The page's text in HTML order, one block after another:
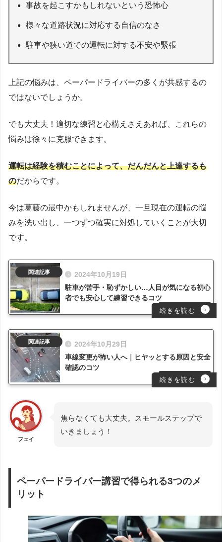
事故を起こすかもしれないという恐怖心
様々な道路状況に対応する自信のなさ
駐車や狭い道での運転に対する不安や緊張
上記の悩みは、ペーパードライバーの多くが共感するの
ではないでしょうか。
でも大丈夫！適切な練習と心構えさえあれば、これらの
悩みは徐々に克服できます。
運転は経験を積むことによって、だんだんと上達するも
のだからです。
今は葛藤の最中かもしれませんが、一旦現在の運転の悩
みを洗い出し、一つずつ確実に対処していくことが大切
です。
2024年10月19日
駐車が苦手・恥ずかしい…人目が気になる初心
者でも安心して練習できるコツ
2024年10月29日
車線変更が怖い人へ｜ヒヤッとする原因と安全
確認のコツ
フェイ
焦らなくても大丈夫。スモールステップで
いきましょう！
ペーパードライバー講習で得られる3つのメ
リット